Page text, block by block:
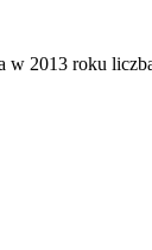
2013 roku